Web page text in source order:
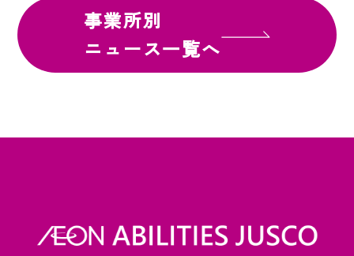
事業所別
ニュース一覧へ